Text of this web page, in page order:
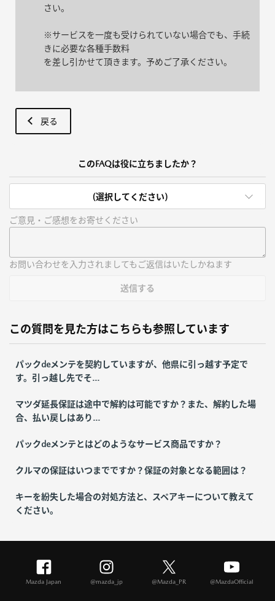
さい。
※サービスを一度も受けられていない場合でも、手続
きに必要な各種手数料
を差し引かせて頂きます。予めご了承ください。
戻る
このFAQは役に立ちましたか？
(選択してください)
ご意見・ご感想をお寄せください
お問い合わせを入力されましてもご返信はいたしかねます
送信する
この質問を見た方はこちらも参照しています
パックdeメンテを契約していますが、他県に引っ越す予定で
す。引っ越し先でそ...
マツダ延長保証は途中で解約は可能ですか？また、解約した場
合、払い戻しはあり...
パックdeメンテとはどのようなサービス商品ですか？
クルマの保証はいつまでですか？保証の対象となる範囲は？
キーを紛失した場合の対処方法と、スペアキーについて教えて
ください。
Mazda Japan @mazda_jp @Mazda_PR @MazdaOfficial